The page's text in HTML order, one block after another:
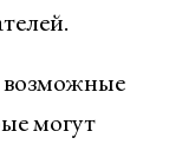
возможные
могут